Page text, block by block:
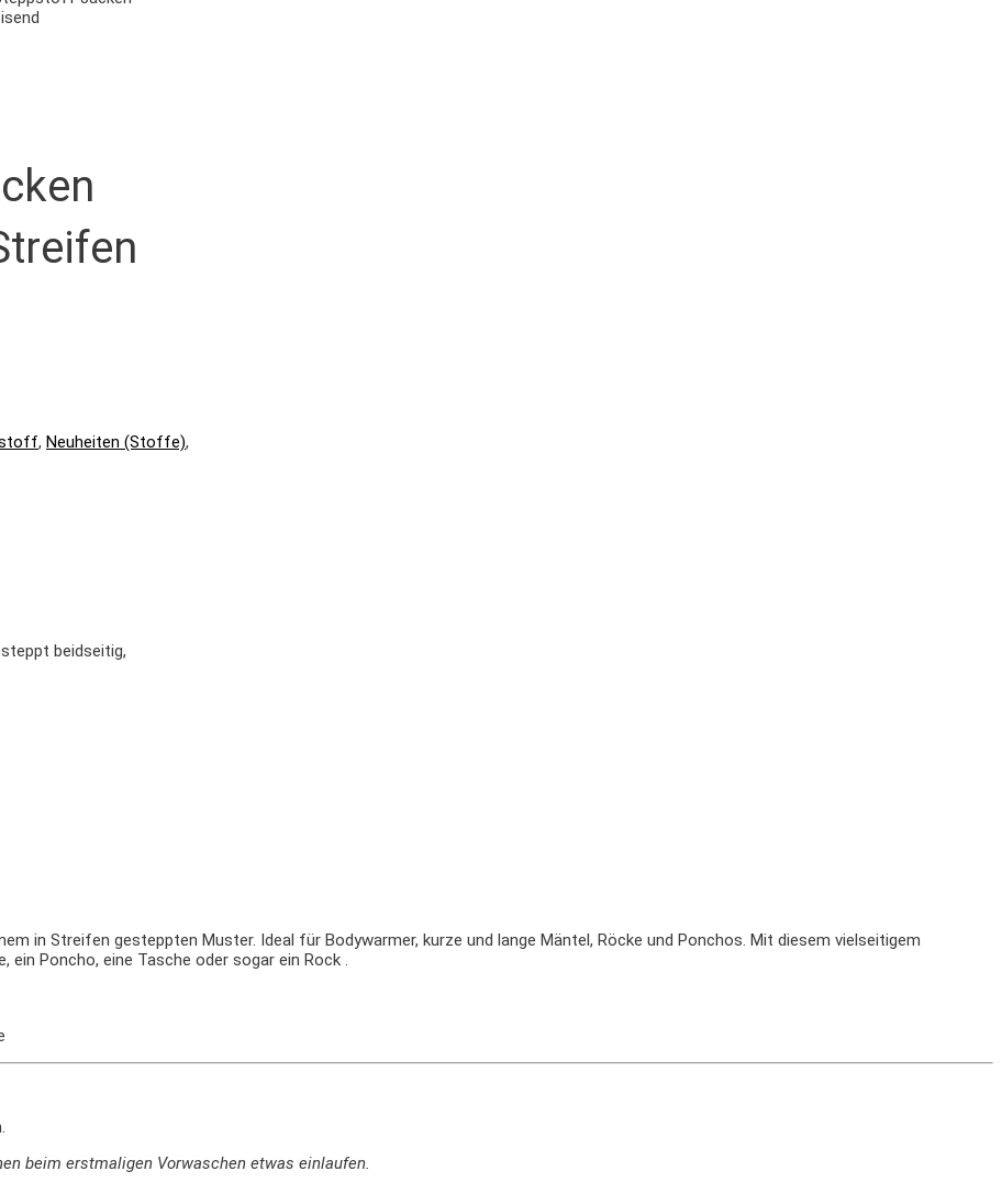
, Neuheiten (Stoffe),
beidseitig,
in Streifen gesteppten Muster. Ideal für Bodywarmer, kurze und lange Mäntel, Röcke und Ponchos. Mit diesem vielseitigem
Poncho, eine Tasche oder sogar ein Rock .
beim erstmaligen Vorwaschen etwas einlaufen.